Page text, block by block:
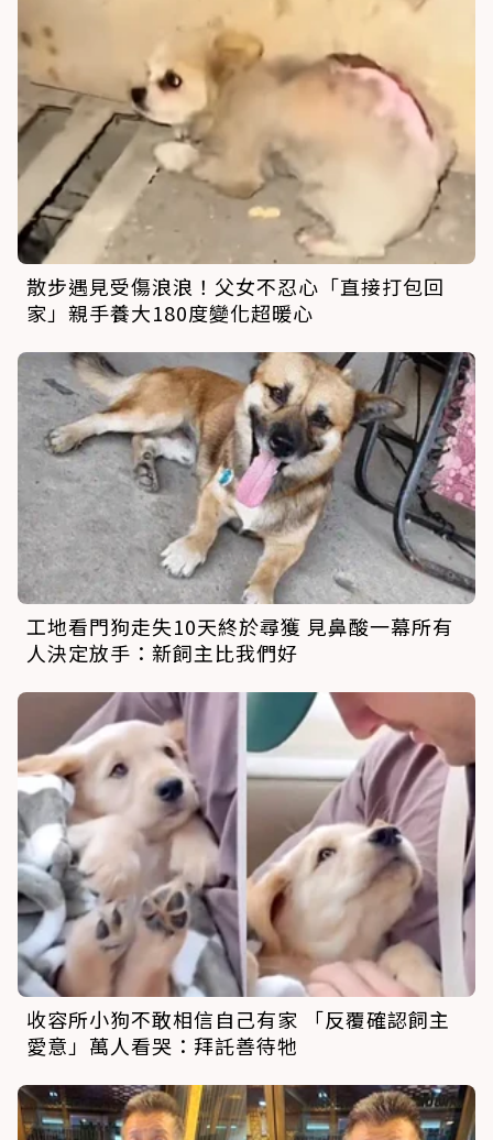
散步遇見受傷浪浪！父女不忍心「直接打包回
家」親手養大180度變化超暖心
工地看門狗走失10天終於尋獲 見鼻酸一幕所有
人決定放手：新飼主比我們好
收容所小狗不敢相信自己有家 「反覆確認飼主
愛意」萬人看哭：拜託善待牠